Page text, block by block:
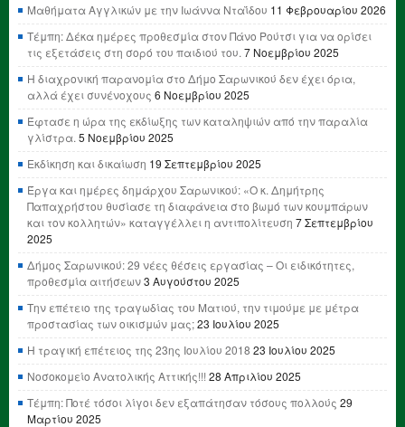
Μαθήματα Αγγλικών με την Ιωάννα Νταΐδου 11 Φεβρουαρίου 2026
Τέμπη: Δέκα ημέρες προθεσμία στον Πάνο Ρούτσι για να ορίσει
τις εξετάσεις στη σορό του παιδιού του. 7 Νοεμβρίου 2025
Η διαχρονική παρανομία στο Δήμο Σαρωνικού δεν έχει όρια,
αλλά έχει συνένοχους 6 Νοεμβρίου 2025
Έφτασε η ώρα της εκδίωξης των καταληψιών από την παραλία
γλίστρα. 5 Νοεμβρίου 2025
Εκδίκηση και δικαίωση 19 Σεπτεμβρίου 2025
Έργα και ημέρες δημάρχου Σαρωνικού: «Ο κ. Δημήτρης
Παπαχρήστου θυσίασε τη διαφάνεια στο βωμό των κουμπάρων
και τον κολλητών» καταγγέλλει η αντιπολίτευση 7 Σεπτεμβρίου
2025
Δήμος Σαρωνικού: 29 νέες θέσεις εργασίας – Οι ειδικότητες,
προθεσμία αιτήσεων3 Αυγούστου 2025
Την επέτειο της τραγωδίας του Ματιού, την τιμούμε με μέτρα
προστασίας των οικισμών μας;23 Ιουλίου 2025
Η τραγική επέτειος της 23ης Ιουλίου 2018 23 Ιουλίου 2025
Νοσοκομείο Ανατολικής Αττικής!!! 28 Απριλίου 2025
Τέμπη: Ποτέ τόσοι λίγοι δεν εξαπάτησαν τόσους πολλούς 29
Μαρτίου 2025